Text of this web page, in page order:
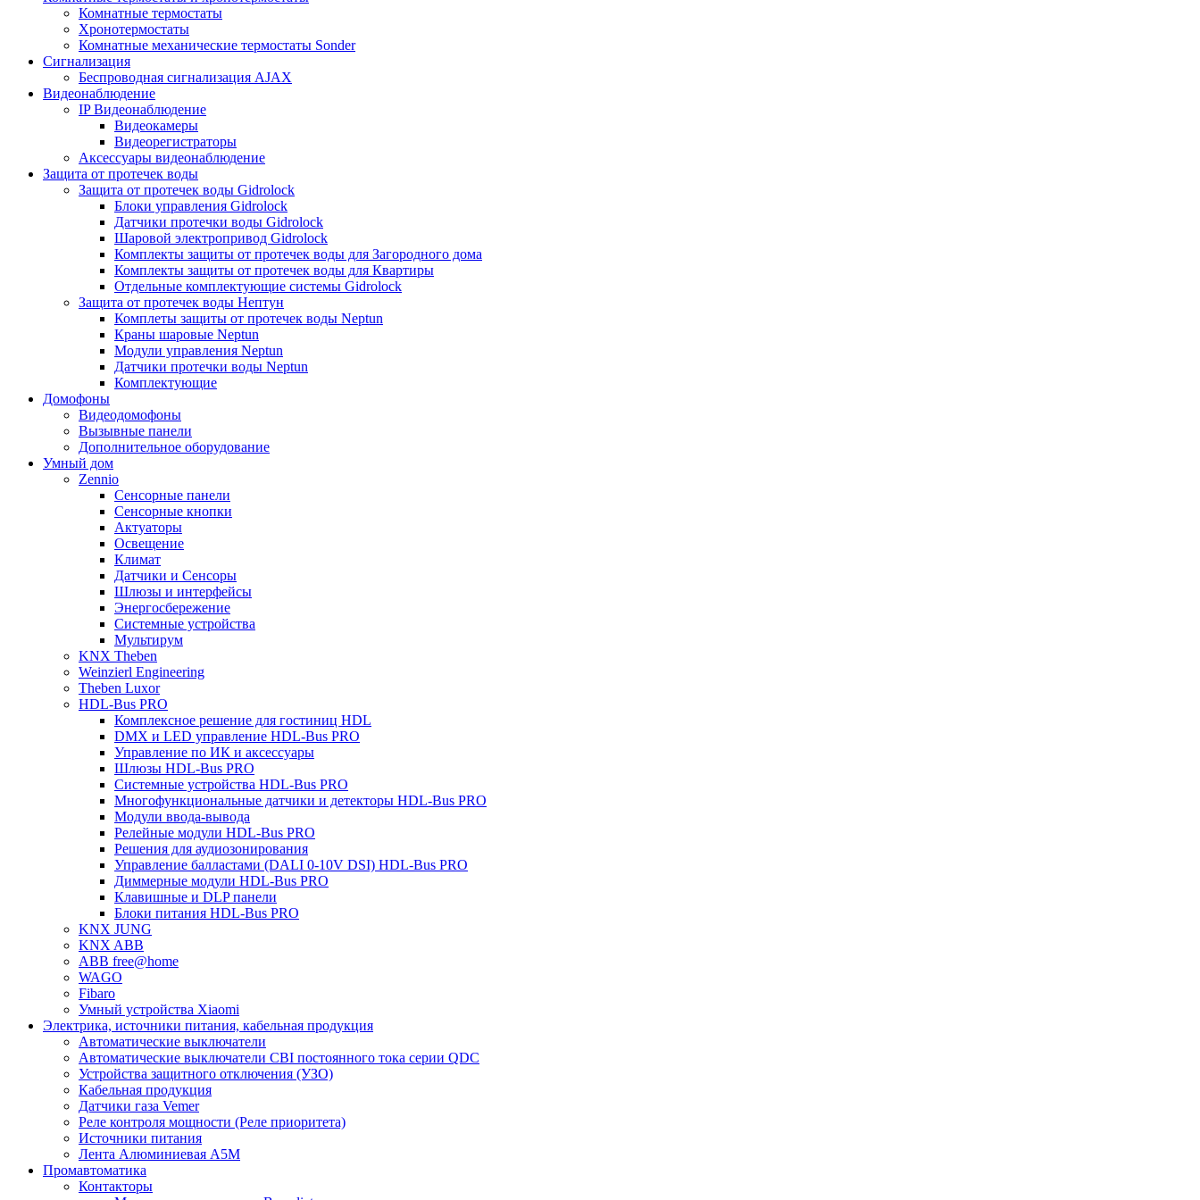
Комнатные термостаты
Хронотермостаты
Комнатные механические термостаты Sonder
Сигнализация
Беспроводная сигнализация AJAX
Видеонаблюдение
IP Видеонаблюдение
Видеокамеры
Видеорегистраторы
Аксессуары видеонаблюдение
Защита от протечек воды
Защита от протечек воды Gidrolock
Блоки управления Gidrolock
Датчики протечки воды Gidrolock
Шаровой электропривод Gidrolock
Комплекты защиты от протечек воды для Загородного дома
Комплекты защиты от протечек воды для Квартиры
Отдельные комплектующие системы Gidrolock
Защита от протечек воды Нептун
Комплеты защиты от протечек воды Neptun
Краны шаровые Neptun
Модули управления Neptun
Датчики протечки воды Neptun
Комплектующие
Домофоны
Видеодомофоны
Вызывные панели
Дополнительное оборудование
Умный дом
Zennio
Сенсорные панели
Сенсорные кнопки
Актуаторы
Освещение
Климат
Датчики и Сенсоры
Шлюзы и интерфейсы
Энергосбережение
Системные устройства
Мультирум
KNX Theben
Weinzierl Engineering
Theben Luxor
HDL-Bus PRO
Комплексное решение для гостиниц HDL
DMX и LED управление HDL-Bus PRO
Управление по ИК и аксессуары
Шлюзы HDL-Bus PRO
Системные устройства HDL-Bus PRO
Многофункциональные датчики и детекторы HDL-Bus PRO
Модули ввода-вывода
Релейные модули HDL-Bus PRO
Решения для аудиозонирования
Управление балластами (DALI 0-10V DSI) HDL-Bus PRO
Диммерные модули HDL-Bus PRO
Клавишные и DLP панели
Блоки питания HDL-Bus PRO
KNX JUNG
KNX ABB
ABB free@home
WAGO
Fibaro
Умный устройства Xiaomi
Электрика, источники питания, кабельная продукция
Автоматические выключатели
Автоматические выключатели CBI постоянного тока серии QDC
Устройства защитного отключения (УЗО)
Кабельная продукция
Датчики газа Vemer
Реле контроля мощности (Реле приоритета)
Источники питания
Лента Алюминиевая А5М
Промавтоматика
Контакторы